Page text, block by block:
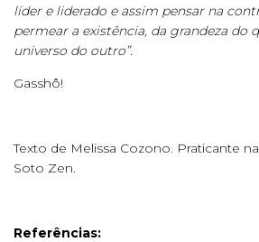
líder e liderado e assim pensar na
permear a existência, da grandeza do
universo do outro”.
Gasshô!
Texto de Melissa Cozono. Praticante
Soto Zen.
Referências: